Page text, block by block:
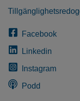
Facebook
Linkedin
Instagram
Podd